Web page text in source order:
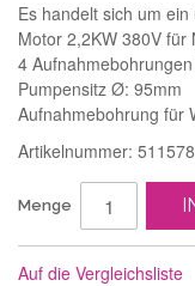
Es handelt sich um
Motor 2,2KW 380V für
4
Pumpensitz Ø: 95mm
Aufnahmebohrung für
Artikelnummer:
Menge
Auf die Vergleichsliste